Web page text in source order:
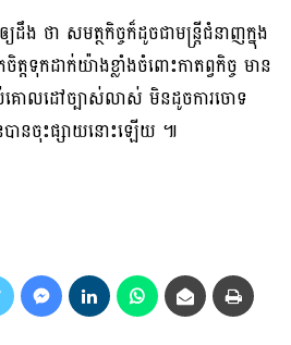
ង ថា សមត្ថកិច្ចក៏ដូចជាមន្ត្រីជំនាញក្នុង
ទុកដាក់យ៉ាងខ្លាំងចំពោះកាតព្វកិច្ច មាន
គោលដៅច្បាស់លាស់ មិនដូចការចោទ
បានចុះផ្សាយនោះឡើយ ៕